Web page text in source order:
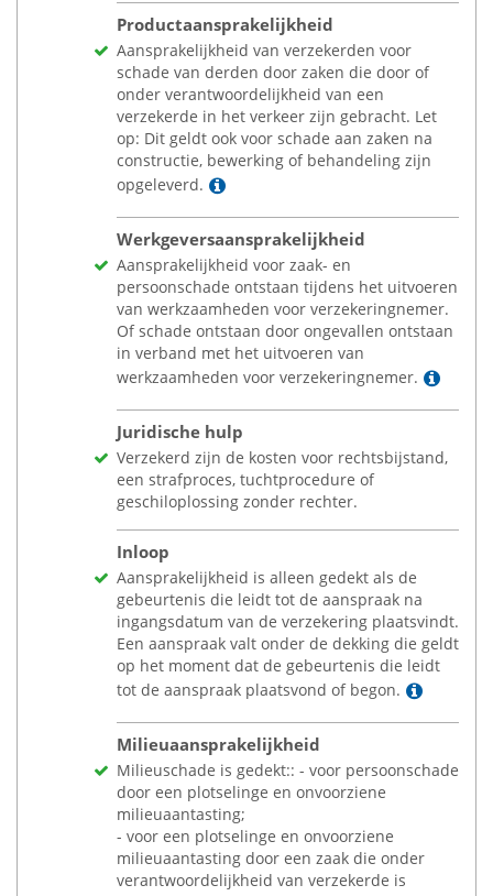
Productaansprakelijkheid
Aansprakelijkheid van verzekerden voor
schade van derden door zaken die door of
onder verantwoordelijkheid van een
verzekerde in het verkeer zijn gebracht. Let
op: Dit geldt ook voor schade aan zaken na
constructie, bewerking of behandeling zijn
opgeleverd.
Lees meer
Werkgeversaansprakelijkheid
Aansprakelijkheid voor zaak- en
persoonschade ontstaan tijdens het uitvoeren
van werkzaamheden voor verzekeringnemer.
Of schade ontstaan door ongevallen ontstaan
in verband met het uitvoeren van
werkzaamheden voor verzekeringnemer.
Lees
Juridische hulp
Verzekerd zijn de kosten voor rechtsbijstand,
een strafproces, tuchtprocedure of
geschiloplossing zonder rechter.
Inloop
Aansprakelijkheid is alleen gedekt als de
gebeurtenis die leidt tot de aanspraak na
ingangsdatum van de verzekering plaatsvindt.
Een aanspraak valt onder de dekking die geldt
op het moment dat de gebeurtenis die leidt
tot de aanspraak plaatsvond of begon.
Lees
Milieuaansprakelijkheid
Milieuschade is gedekt:: - voor persoonschade
door een plotselinge en onvoorziene
milieuaantasting;
- voor een plotselinge en onvoorziene
milieuaantasting door een zaak die onder
verantwoordelijkheid van verzekerde is